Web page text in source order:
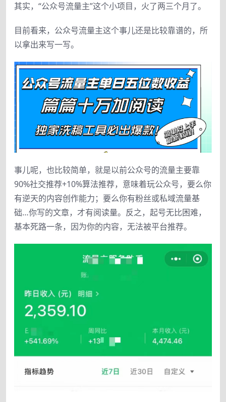
其实，“公众号流量主”这个小项目，火了两三个月了。
目前看来，公众号流量主这个事儿还是比较靠谱的，所
以拿出来写一写。
事儿呢，也比较简单，就是以前公众号的流量主要靠
90%社交推荐+10%算法推荐，意味着玩公众号，要么你
有逆天的内容创作能力；要么你有粉丝或私域流量基
础…你写的文章，才有阅读量。反之，起号无比困难，
基本死路一条，因为你的内容，无法被平台推荐。